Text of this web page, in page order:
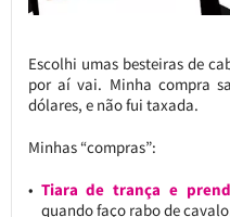
Escolhi umas besteiras de
por aí vai. Minha compra
dólares, e não fui taxada.
Minhas “compras”:
Tiara de trança e
quando faço rabo de